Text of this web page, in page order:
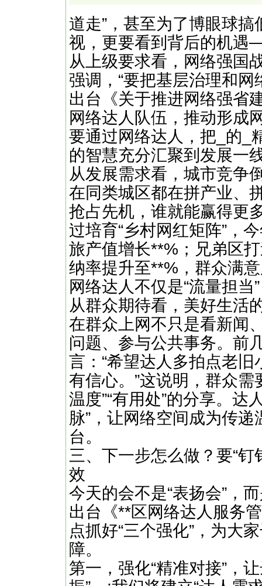
道走”，甚至为了博眼球
视，更要看到背后的机
从上级要求看，网络强国
强调，“要把基层治理和
出台《关于推进网络强省
网络达人队伍，推动形成
要通过网络达人，把_的_
的智慧充分汇聚到发展一
从发展需求看，城市竞争
在同类城区都在拼产业、
抢占先机，谁就能赢得更
过培育“乡村网红矩阵”，
旅产值增长**%；兄弟区
纳率提升至**%，群众满
网络达人不仅是“流量担当
从群众期待看，美好生活
在群众上网不只是看新闻
问题、参与公共事务。前
言：“希望达人多拍点老
有信心。”这说明，群众需
温度”“有用处”的分享。达
脉”，让网络空间成为传
台。
三、下一步怎么做？要“钉
效
今天的会不是“表扬会”，
出台《**区网络达人服务
点抓好“三个强化”，为大
障。
第一，强化“精准对接”，